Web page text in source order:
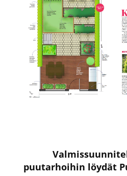
puutarhoihin löydät